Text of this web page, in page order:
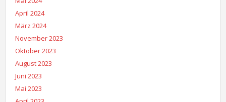
April 2024
März 2024
November 2023
Oktober 2023
August 2023
Juni 2023
Mai 2023